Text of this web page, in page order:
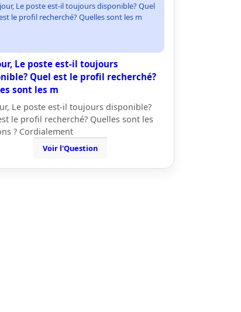
Le poste est-il toujours disponible? Quel
le profil recherché? Quelles sont les m
Le poste est-il toujours
Quel est le profil recherché?
sont les m
Le poste est-il toujours disponible?
le profil recherché? Quelles sont les
? Cordialement
Voir l'Question